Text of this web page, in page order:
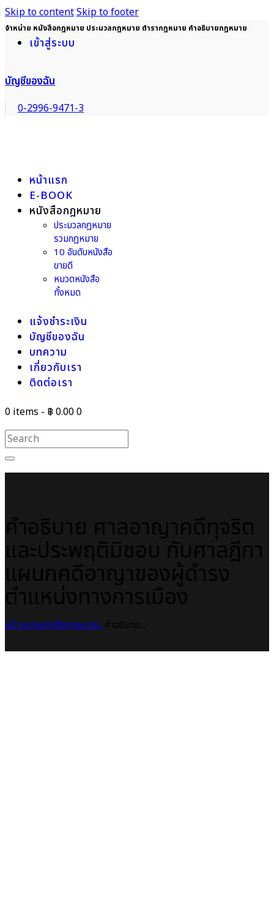
Skip to contentSkip to footer
จำหน่าย หนังสือกฎหมาย ประมวลกฎหมาย ตำรากฎหมาย คำอธิบายกฎหมาย
เข้าสู่ระบบ
บัญชีของฉัน
0-2996-9471-3
หน้าแรก
E-BOOK
หนังสือกฎหมาย
ประมวลกฎหมาย
รวมกฎหมาย
10 อันดับหนังสือ
ขายดี
หมวดหนังสือ
ทั้งหมด
แจ้งชำระเงิน
บัญชีของฉัน
บทความ
เกี่ยวกับเรา
ติดต่อเรา
0 items - ฿ 0.000
หน้าแรกหนังสือกฎหมาย...